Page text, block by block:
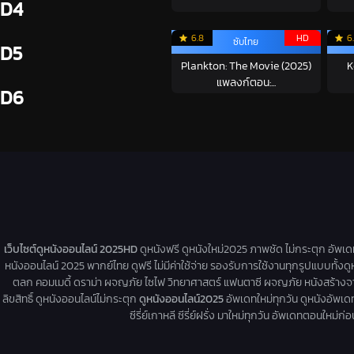
D4
D5
D6
6.8 HD
ซับไทย
Plankton: The Movie (2025)
แพลงก์ตอน:...
เว็บไซต์ดูหนังออนไลน์ 2025HDดูหนังฟรี ดูหนังใหม่2025 ภาพชัด ไม่กระตุก อัพเ
หนังออนไลน์ 2025 พากย์ไทย ดูฟรี ไม่มีค่าใช้จ่าย รองรับการใช้งานทุกรูปแบบทั้
ตลก คอมเมดี้ ดราม่า ผจญภัย ไซไฟ วิทยาศาสตร์ แฟนตาซี ผจญภัย หนังสร้างจ
ลิขสิทธิ์ ดูหนังออนไลน์ไม่กระตุกดูหนังออนไลน์2025อัพเดทใหม่ทุกวัน ดูหนังอัพเด
ซีรี่ย์เกาหลี ซีรี่ย์ฝรั่ง มาใหม่ทุกวัน อัพเดทตอนใหม่ก่